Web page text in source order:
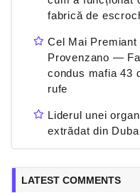
fabrică de
Cel Mai
Provenzano —
condus mafia 43
rufe
Liderul unei
extrădat din
LATEST COMMENTS